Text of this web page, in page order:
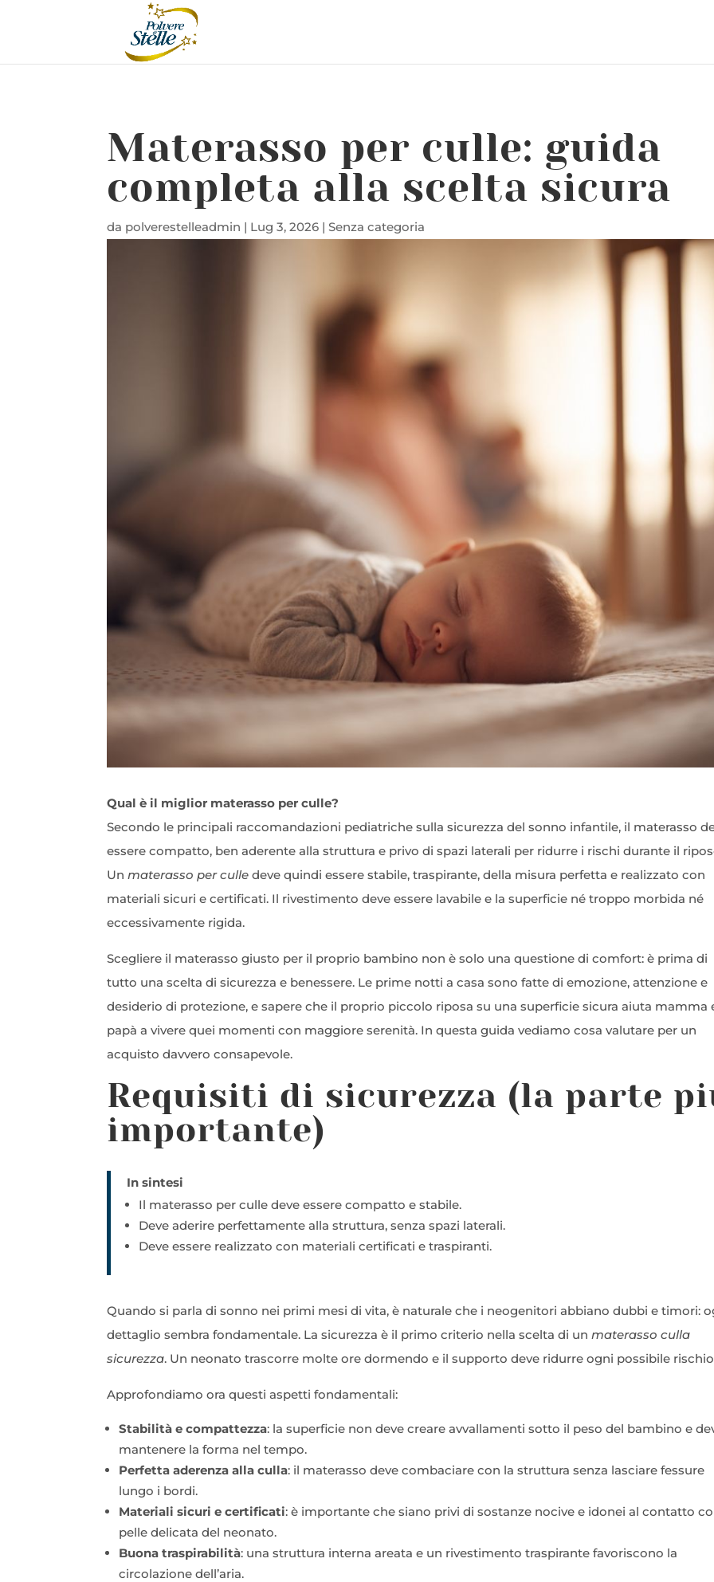
Materasso per culle: guida
completa alla scelta sicura
da polverestelleadmin | Lug 3, 2026 |Senza categoria
Qual è il miglior materasso per culle?
Secondo le principali raccomandazioni pediatriche sulla sicurezza del sonno infantile, il materasso
essere compatto, ben aderente alla struttura e privo di spazi laterali per ridurre i rischi durante il
Un materasso per culle deve quindi essere stabile, traspirante, della misura perfetta e realizzato con
materiali sicuri e certificati. Il rivestimento deve essere lavabile e la superficie né troppo morbida né
eccessivamente rigida.
Scegliere il materasso giusto per il proprio bambino non è solo una questione di comfort: è prima di
tutto una scelta di sicurezza e benessere. Le prime notti a casa sono fatte di emozione, attenzione e
desiderio di protezione, e sapere che il proprio piccolo riposa su una superficie sicura aiuta mamma
papà a vivere quei momenti con maggiore serenità. In questa guida vediamo cosa valutare per un
acquisto davvero consapevole.
Requisiti di sicurezza (la parte
importante)
In sintesi
Il materasso per culle deve essere compatto e stabile.
Deve aderire perfettamente alla struttura, senza spazi laterali.
Deve essere realizzato con materiali certificati e traspiranti.
Quando si parla di sonno nei primi mesi di vita, è naturale che i neogenitori abbiano dubbi e timori:
dettaglio sembra fondamentale. La sicurezza è il primo criterio nella scelta di un materasso culla
sicurezza. Un neonato trascorre molte ore dormendo e il supporto deve ridurre ogni possibile
Approfondiamo ora questi aspetti fondamentali:
Stabilità e compattezza: la superficie non deve creare avvallamenti sotto il peso del bambino e
mantenere la forma nel tempo.
Perfetta aderenza alla culla: il materasso deve combaciare con la struttura senza lasciare fessure
lungo i bordi.
Materiali sicuri e certificati: è importante che siano privi di sostanze nocive e idonei al contatto
pelle delicata del neonato.
Buona traspirabilità: una struttura interna areata e un rivestimento traspirante favoriscono la
circolazione dell’aria.